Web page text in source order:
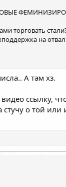
торговать
на
куда бы ни
что у вас
А там хз.
ссылку,
стучу о той